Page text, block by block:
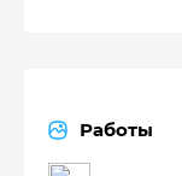
Работы